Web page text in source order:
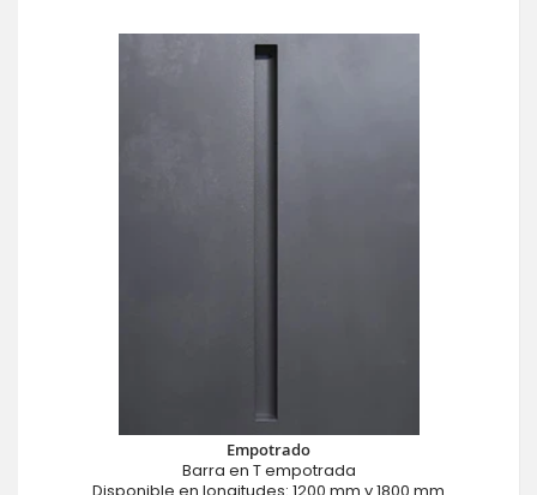
Empotrado
Barra en T empotrada
Disponible en longitudes: 1200 mm y 1800 mm